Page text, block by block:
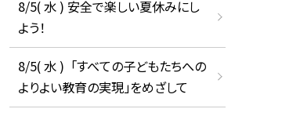
8/5( 水 ) 安全で楽しい夏休みにし
よう！
8/5( 水 ) 「すべての子どもたちへの
よりよい教育の実現」をめざして